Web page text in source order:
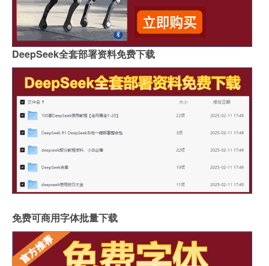
DeepSeek全套部署资料免费下载
免费可商用字体批量下载